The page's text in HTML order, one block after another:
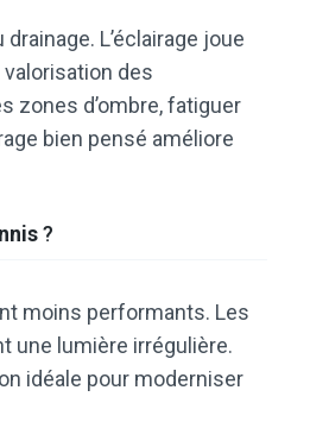
L’éclairage joue
des
zones d’ombre, fatiguer
bien pensé améliore
?
moins performants. Les
une lumière irrégulière.
idéale pour moderniser